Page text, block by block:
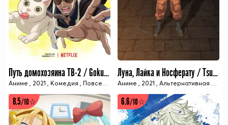
5 ИЗ 5 СЕРИЙ
Путь домохозяина ТВ-2 / Gokushufudou TV-2
Аниме , 2021 , Комедия , Повседневность , Преступные организации
12 ИЗ 12 СЕРИЙ
Луна, Лайка и Носферату / Tsuki to Laika to Nosferatu
Аниме , 2021 , Альтернативная история
8.5/10☆ 6.6/10☆